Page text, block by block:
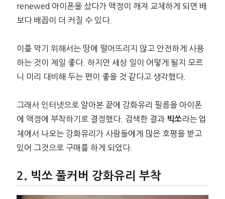
renewed 아이폰을 샀다가 액정이 깨져 교체하게 되면 배
보다 배꼽이 더 커질 수 있다.
이를 막기 위해서는 땅에 떨어뜨리지 않고 안전하게 사용
하는 것이 제일 좋다. 하지만 세상 일이 어떻게 될지 모르
니 미리 대비해 두는 편이 좋을 것 같다고 생각했다.
그래서 인터넷으로 알아본 끝에 강화유리 필름을 아이폰
에 액정에 부착하기로 결정했다. 검색한 결과 빅쏘라는 업
체에서 나오는 강화유리가 사람들에게 많은 호평을 받고
있어 그것으로 구매를 하게 되었다.
빅쏘 풀커버 강화유리 부착